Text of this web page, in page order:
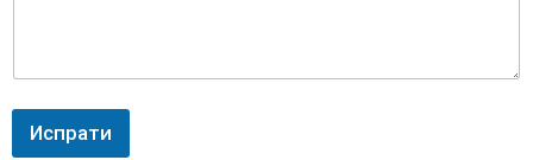
Испрати